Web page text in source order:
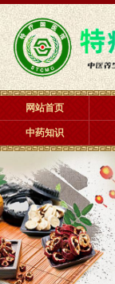
网站首页
中药知识